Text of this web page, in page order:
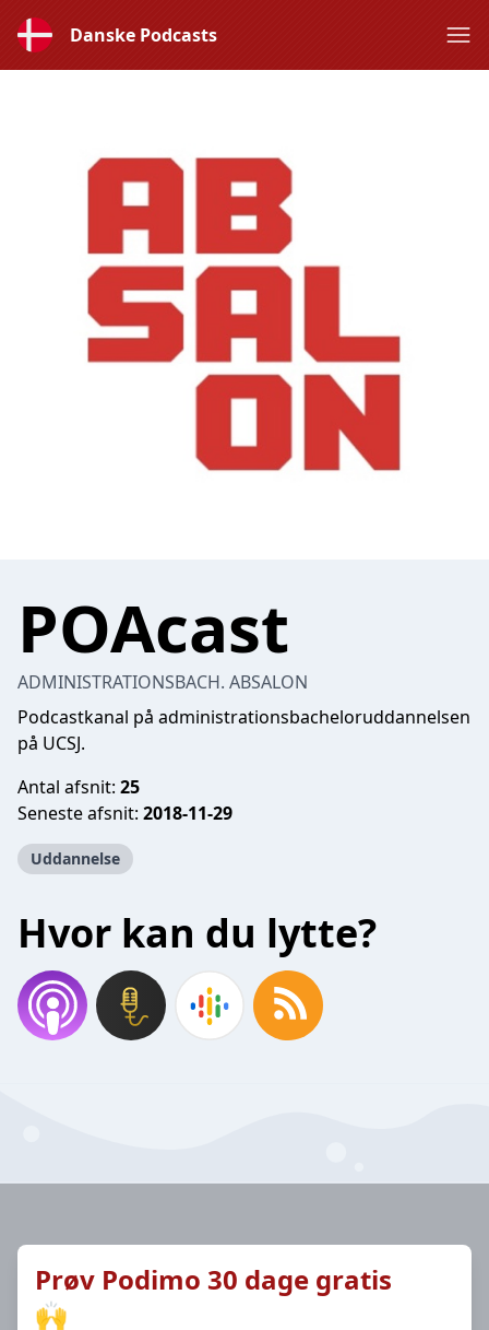
Danske Podcasts
POAcast
ADMINISTRATIONSBACH. ABSALON
Podcastkanal på administrationsbacheloruddannelsen
på UCSJ.
Antal afsnit: 25
Seneste afsnit: 2018-11-29
Uddannelse
Hvor kan du lytte?
Prøv Podimo 30 dage gratis
🙌